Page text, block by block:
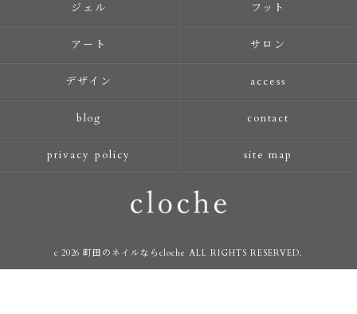
ジェル フット
アート サロン
デザイン access
blog contact
privacy policy site map
c 2026 町田のネイルならcloche ALL RIGHTS RESERVED.